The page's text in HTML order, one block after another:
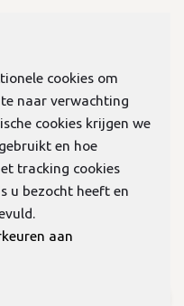
cookies om
naar verwachting
cookies krijgen we
en hoe
tracking cookies
u bezocht heeft en
aan